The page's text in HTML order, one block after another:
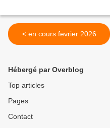
< en cours fevrier 2026
Hébergé par Overblog
Top articles
Pages
Contact